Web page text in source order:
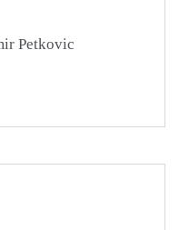
Petkovic